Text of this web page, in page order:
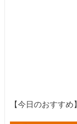
【今日のおすすめ】